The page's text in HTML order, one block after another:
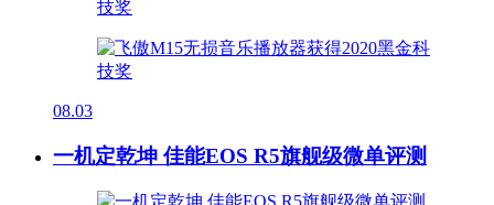
08.03
一机定乾坤 佳能EOS R5旗舰级微单评测